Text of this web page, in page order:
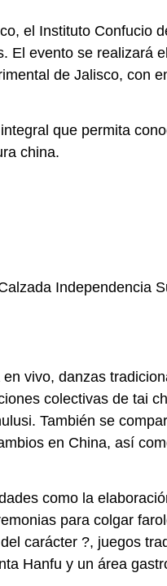
el Instituto Confucio
El evento se realizará
de Jalisco, con
que permita
china.
Independencia
vivo, danzas
colectivas de tai
También se
en China, así
como la
para colgar
carácter ?, juegos
Hanfu y un área